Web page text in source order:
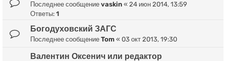
Последнее сообщение vaskin « 24 июн 2014, 13:59
Ответы: 1
Богодуховский ЗАГС
Последнее сообщение Tom « 03 окт 2013, 19:30
Валентин Оксенич или редактор